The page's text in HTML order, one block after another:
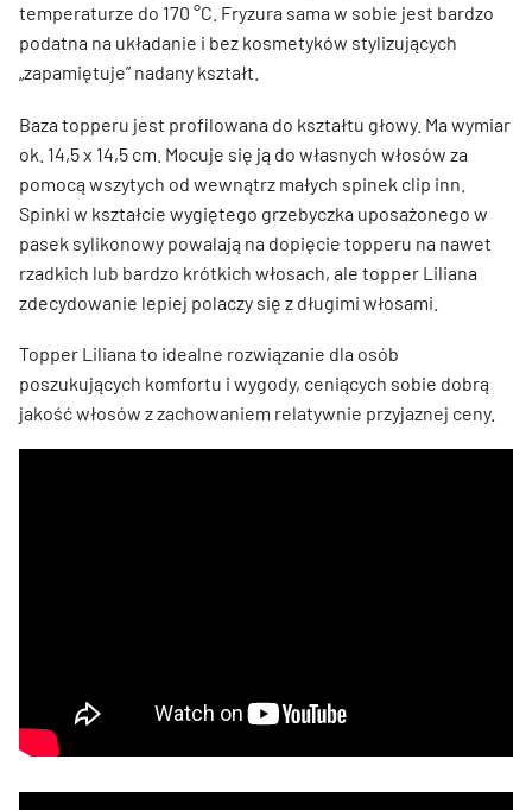
temperaturze do 170 °C. Fryzura sama w sobie jest bardzo
podatna na układanie i bez kosmetyków stylizujących
„zapamiętuje” nadany kształt.
Baza topperu jest profilowana do kształtu głowy. Ma wymiar
ok. 14,5 x 14,5 cm. Mocuje się ją do własnych włosów za
pomocą wszytych od wewnątrz małych spinek clip inn.
Spinki w kształcie wygiętego grzebyczka uposażonego w
pasek sylikonowy powalają na dopięcie topperu na nawet
rzadkich lub bardzo krótkich włosach, ale topper Liliana
zdecydowanie lepiej polaczy się z długimi włosami.
Topper Liliana to idealne rozwiązanie dla osób
poszukujących komfortu i wygody, ceniących sobie dobrą
jakość włosów z zachowaniem relatywnie przyjaznej ceny.